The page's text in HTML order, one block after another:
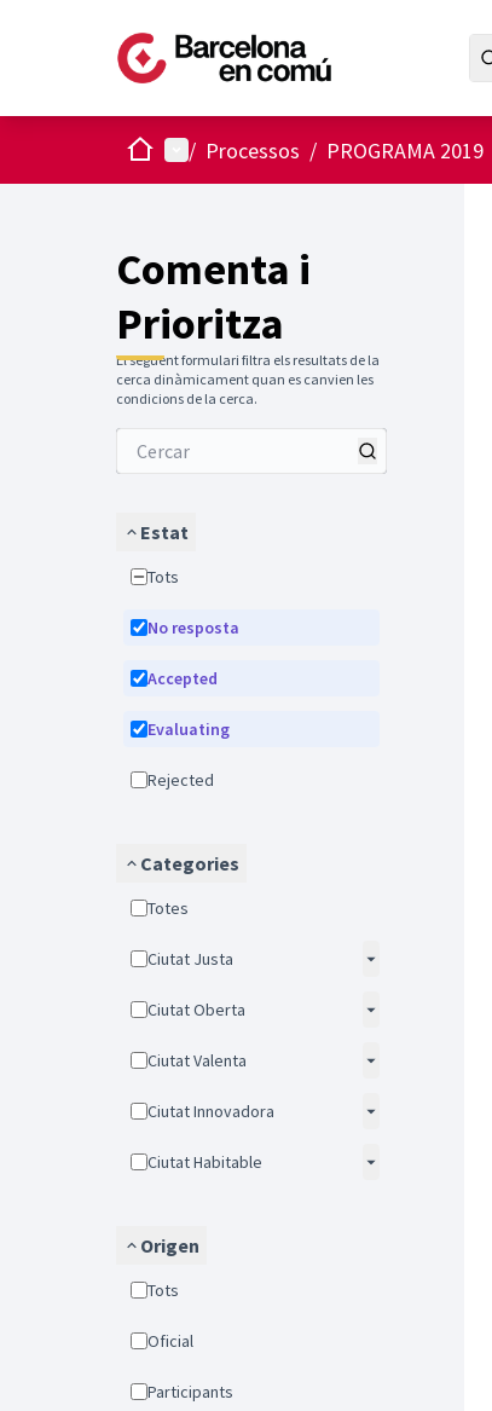
Inici Menú principal
/ Processos / PROGRAMA 2019
Comenta i
Prioritza
El següent formulari filtra els resultats de la
cerca dinàmicament quan es canvien les
condicions de la cerca.
Estat
Tots
No resposta
Accepted
Evaluating
Rejected
Categories
Totes
Ciutat Justa
Ciutat Oberta
Ciutat Valenta
Ciutat Innovadora
Ciutat Habitable
Origen
Tots
Oficial
Participants